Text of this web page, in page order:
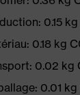
0.15 kg
0.18 kg
0.02 kg
0.01 kg